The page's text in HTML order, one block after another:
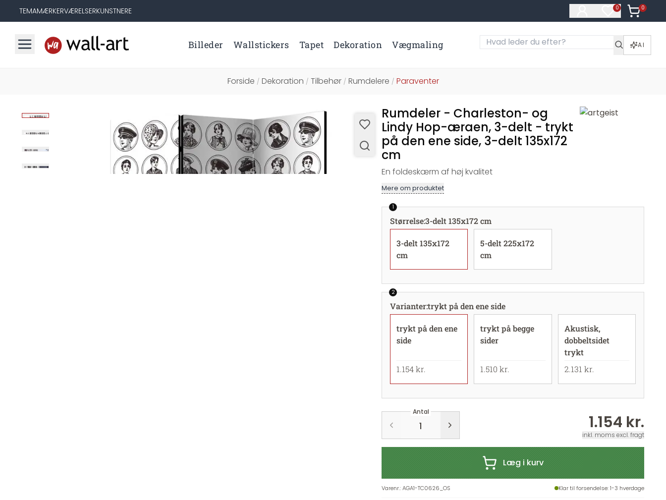
TEMAMÆRKERVÆRELSERKUNSTNERE 0
Varer på
0
Varer i
Billeder Wallstickers Tapet Dekoration Vægmaling AI
Forside / Dekoration / Tilbehør/ Rumdelere / Paraventer
Rumdeler - Charleston- og
Lindy Hop-æraen, 3-delt - trykt
på den ene side, 3-delt 135x172
cm
En foldeskærm af høj kvalitet
Mere om produktet
1
Størrelse:3-delt 135x172 cm
3-delt 135x172
cm
5-delt 225x172
cm
2
Varianter:trykt på den ene side
trykt på den ene
side
1.154 kr.
trykt på begge
sider
1.510 kr.
Akustisk,
dobbeltsidet
trykt
2.131 kr.
Antal
1.154 kr.
inkl. moms excl. fragt
Læg i kurv
Varenr.:AGA1-TC0626_OS Klar til forsendelse: 1-3 hverdage